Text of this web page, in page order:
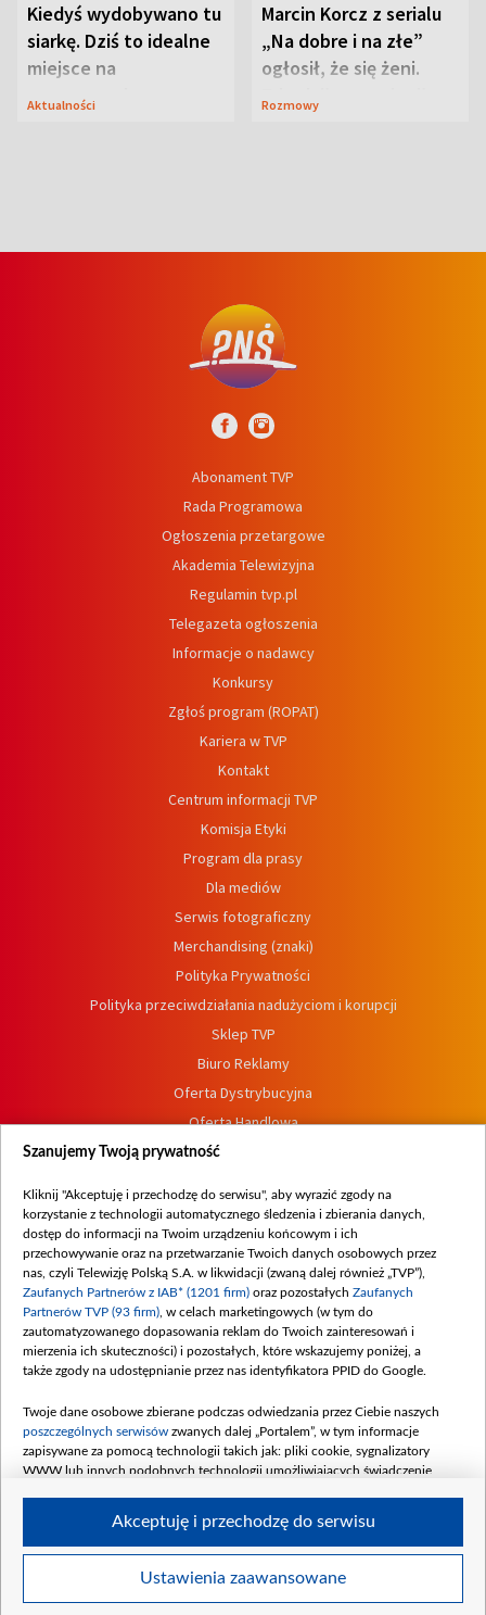
Kiedyś wydobywano tu
siarkę. Dziś to idealne
miejsce na
wypoczynek
Aktualności
Marcin Korcz z serialu
„Na dobre i na złe”
ogłosił, że się żeni.
Zdradził, co zmienił
Rozmowy
Abonament TVP
Rada Programowa
Ogłoszenia przetargowe
Akademia Telewizyjna
Regulamin tvp.pl
Telegazeta ogłoszenia
Informacje o nadawcy
Konkursy
Zgłoś program (ROPAT)
Kariera w TVP
Kontakt
Centrum informacji TVP
Komisja Etyki
Program dla prasy
Dla mediów
Serwis fotograficzny
Merchandising (znaki)
Polityka Prywatności
Polityka przeciwdziałania nadużyciom i korupcji
Sklep TVP
Biuro Reklamy
Oferta Dystrybucyjna
Oferta Handlowa
Dostępność
Procedura zgłoszeń wewnętrznych
© 2026 Telewizja Polska S. A. w likwidacji
Szanujemy Twoją prywatność
Kliknij "Akceptuję i przechodzę do serwisu", aby wyrazić zgody na
korzystanie z technologii automatycznego śledzenia i zbierania danych,
dostęp do informacji na Twoim urządzeniu końcowym i ich
przechowywanie oraz na przetwarzanie Twoich danych osobowych przez
nas, czyli Telewizję Polską S.A. w likwidacji (zwaną dalej również „TVP”),
Zaufanych Partnerów z IAB* (1201 firm) oraz pozostałych Zaufanych
Partnerów TVP (93 firm) , w celach marketingowych (w tym do
zautomatyzowanego dopasowania reklam do Twoich zainteresowań i
mierzenia ich skuteczności) i pozostałych, które wskazujemy poniżej, a
także zgody na udostępnianie przez nas identyfikatora PPID do Google.
Twoje dane osobowe zbierane podczas odwiedzania przez Ciebie naszych
poszczególnych serwisów zwanych dalej „Portalem”, w tym informacje
zapisywane za pomocą technologii takich jak: pliki cookie, sygnalizatory
WWW lub innych podobnych technologii umożliwiających świadczenie
Twoje dane osobowe zbierane podczas odwiedzania przez Ciebie
Ustawienia zaawansowane
Akceptuję i przechodzę do serwisu